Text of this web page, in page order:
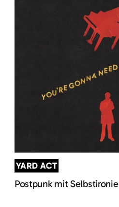
YARD ACT
Postpunk mit Selbstironie